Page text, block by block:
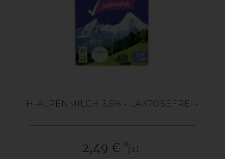
H-ALPENMILCH 3,5% - LAKTOSEFREI -
2,49 € */ 1 l